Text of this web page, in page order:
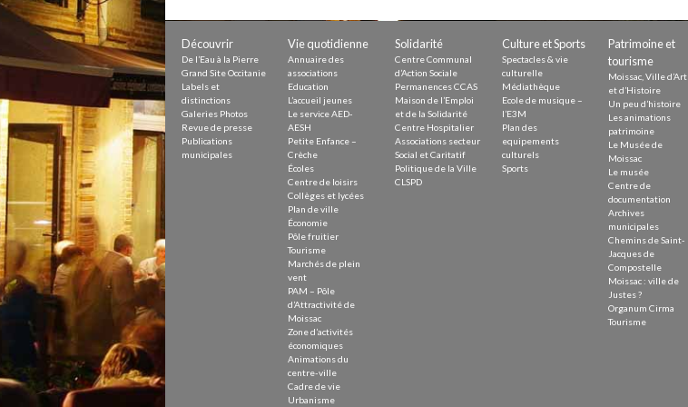
Écoles
Centre de loisirs
Collèges et lycées
Le service AED-AESH
Pôle fruitier
Tourisme
Marchés de plein vent
PAM – Pôle d’Attractivité de Moissac
Zones d’activités économiques
Animations du centre-ville
Annuaire des commerces
Démarchage
Urbanisme
Environnement développement durable
Déchets
Eau
Prévention des risques
Crues
Découvrir
De l’Eau à la Pierre
Grand Site Occitanie
Labels et
distinctions
Galeries Photos
Revue de presse
Publications
municipales
Vie quotidienne
Annuaire des
associations
Education
L’accueil jeunes
Le service AED-
AESH
Petite Enfance –
Crèche
Écoles
Centre de loisirs
Collèges et lycées
Plan de ville
Économie
Pôle fruitier
Tourisme
Marchés de plein
vent
PAM – Pôle
d’Attractivité de
Moissac
Zone d’activités
économiques
Animations du
centre-ville
Cadre de vie
Urbanisme
Solidarité
Centre Communal
d’Action Sociale
Permanences CCAS
Maison de l’Emploi
et de la Solidarité
Centre Hospitalier
Associations secteur
Social et Caritatif
Politique de la Ville
CLSPD
Culture et Sports
Spectacles & vie
culturelle
Médiathèque
Ecole de musique –
l’E3M
Plan des
equipements
culturels
Sports
Patrimoine et
tourisme
Moissac, Ville d’Art
et d’Histoire
Un peu d’histoire
Les animations
patrimoine
Le Musée de
Moissac
Le musée
Centre de
documentation
Archives
municipales
Chemins de Saint-
Jacques de
Compostelle
Moissac : ville de
Justes ?
Organum Cirma
Tourisme